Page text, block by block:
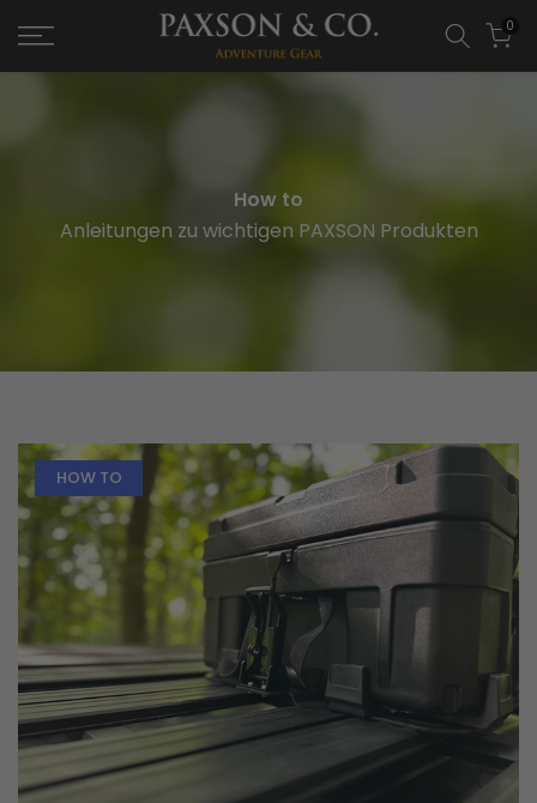
0
How to
Anleitungen zu wichtigen PAXSON Produkten
HOW TO